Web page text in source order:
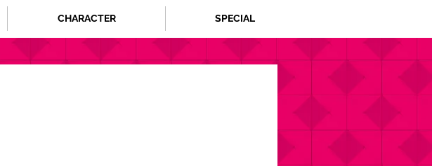
CHARACTER SPECIAL